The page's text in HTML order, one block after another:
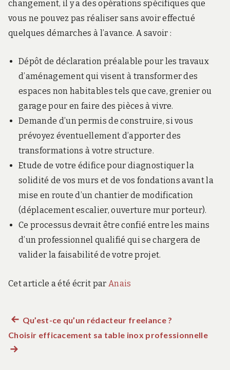
changement, il y a des opérations spécifiques que
vous ne pouvez pas réaliser sans avoir effectué
quelques démarches à l’avance. A savoir :
Dépôt de déclaration préalable pour les travaux
d’aménagement qui visent à transformer des
espaces non habitables tels que cave, grenier ou
garage pour en faire des pièces à vivre.
Demande d’un permis de construire, si vous
prévoyez éventuellement d’apporter des
transformations à votre structure.
Etude de votre édifice pour diagnostiquer la
solidité de vos murs et de vos fondations avant la
mise en route d’un chantier de modification
(déplacement escalier, ouverture mur porteur).
Ce processus devrait être confié entre les mains
d’un professionnel qualifié qui se chargera de
valider la faisabilité de votre projet.
Cet article a été écrit par Anais
Navigation
de
Article
précédent :
Qu’est-ce qu’un rédacteur freelance ?
Choisir efficacement sa table inox professionnelle